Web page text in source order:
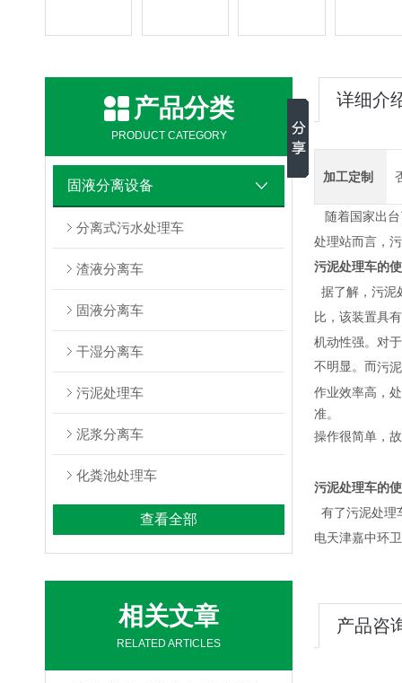
产品分类
PRODUCT CATEGORY
固液分离设备
分离式污水处理车
渣液分离车
固液分离车
干湿分离车
污泥处理车
泥浆分离车
化粪池处理车
查看全部
相关文章
RELATED ARTICLES
详细介
加工定制
随着国家出台
处理站而言，
污泥处理车的
据了解， 污泥
比，该装置具
机动性强。对
不明显。而污泥
作业效率高，
准。
操作很简单，
污泥处理车的
有了污泥处理
电天津嘉中环
产品咨